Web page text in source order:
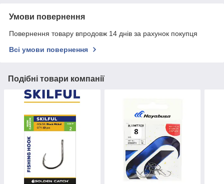
Умови повернення
Повернення товару впродовж 14 днів за рахунок покупця
Всі умови повернення
Подібні товари компанії